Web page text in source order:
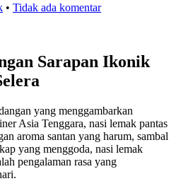
• Tidak ada komentar
Sarapan Ikonik
yang menggambarkan
Asia Tenggara, nasi lemak pantas
aroma santan yang harum, sambal
yang menggoda, nasi lemak
pengalaman rasa yang